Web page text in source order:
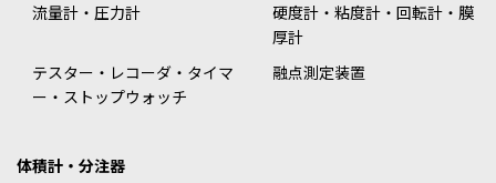
流量計・圧力計
硬度計・粘度計・回転計・膜
厚計
テスター・レコーダ・タイマ
ー・ストップウォッチ
融点測定装置
体積計・分注器